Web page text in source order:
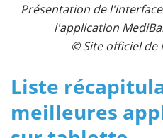
Présentation de
l'application
©Site officiel de
Liste
meilleures